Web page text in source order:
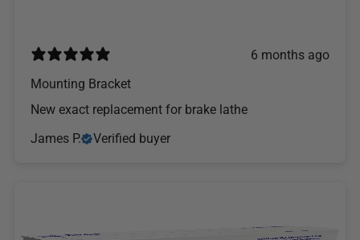
6 months ago
Mounting Bracket
New exact replacement for brake lathe
James P.
Verified buyer